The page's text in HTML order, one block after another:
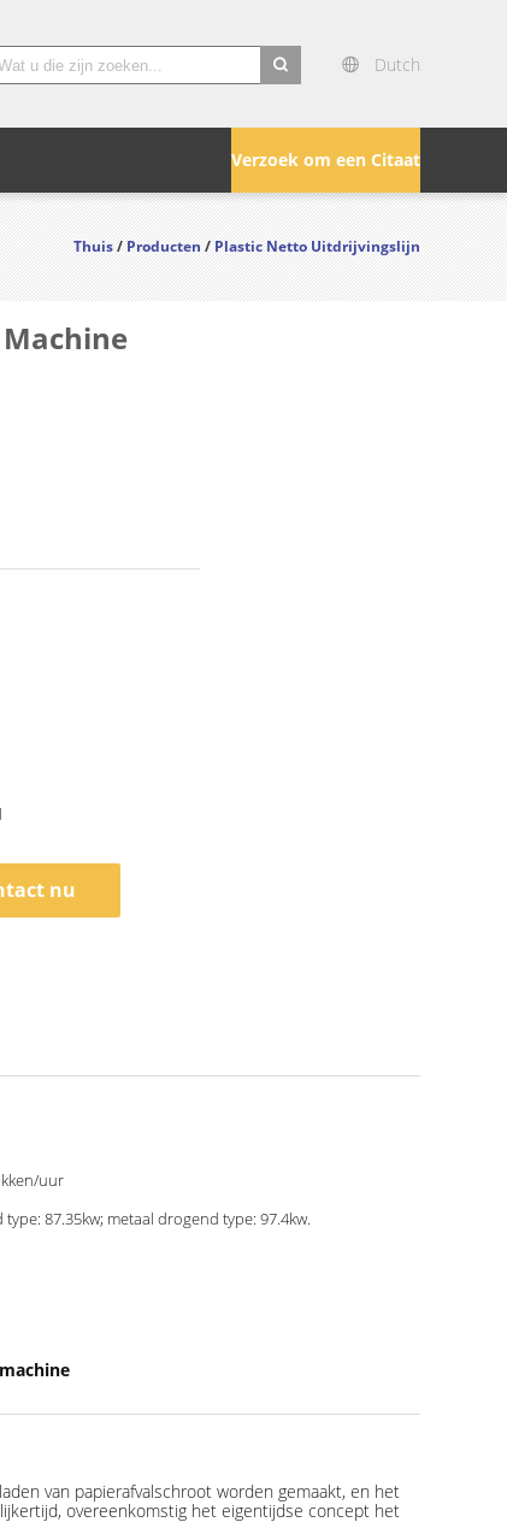
Dutch
Verzoek om een Citaat
Thuis/Producten/Plastic Netto Uitdrijvingslijn
nu
uur
87.35kw; metaal drogend type: 97.4kw.
van papierafvalschroot worden gemaakt, en het
overeenkomstig het eigentijdse concept het